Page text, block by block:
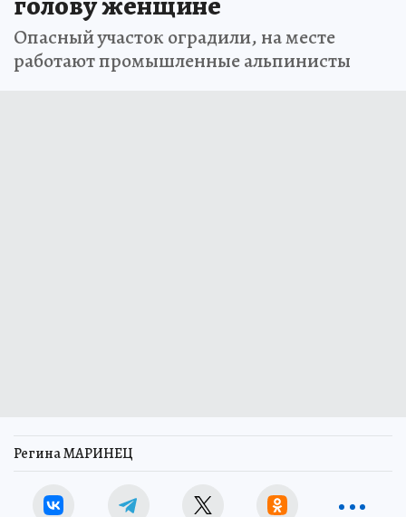
Опасный участок оградили, на месте
работают промышленные альпинисты
Регина МАРИНЕЦ